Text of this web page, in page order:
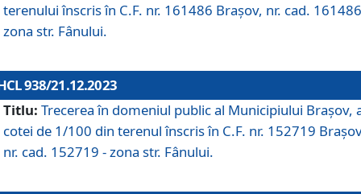
terenului înscris în C.F. nr. 161486 Brașov, nr. cad.
zona str. Fânului.
938/21.12.2023
Titlu: Trecerea în domeniul public al Municipiului Braşov,
cotei de 1/100 din terenul înscris în C.F. nr. 152719
nr. cad. 152719 - zona str. Fânului.